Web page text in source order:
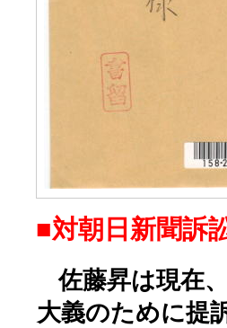
■対朝日新聞訴
佐藤昇は現在
大義のために提